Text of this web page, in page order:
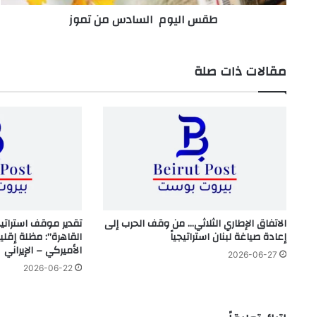
طقس اليوم السادس من تموز
مقالات ذات صلة
الاتفاق الإطاري الثلاثي… من وقف الحرب إلى
إعادة صياغة لبنان استراتيجياً
2026-06-27
تقدير موقف
القاهرة”: مظلة
الأميركي – الإيراني
2026-06-22